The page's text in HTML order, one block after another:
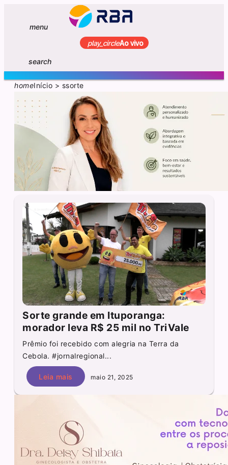
menu
play_circleAo vivo
search
homeInício > ssorte
Sorte grande em Ituporanga:
morador leva R$ 25 mil no TriVale
Prêmio foi recebido com alegria na Terra da
Cebola. #jornalregional...
Leia mais maio 21, 2025